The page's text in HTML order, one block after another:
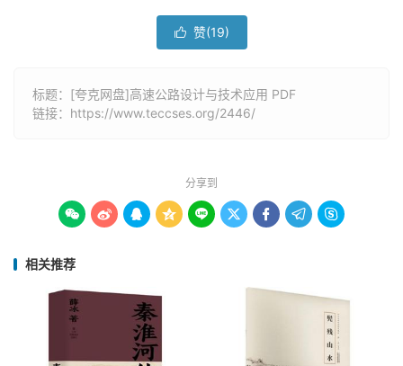
 赞(19)
标题：[夸克网盘]高速公路设计与技术应用 PDF
链接： https://www.teccses.org/2446/
分享到
        
相关推荐